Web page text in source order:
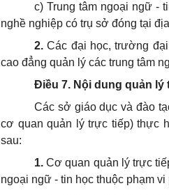
c) Trung tâm ngoại ngữ -
nghề nghiệp có trụ sở đóng tại
2. Các đại học, trường
cao đẳng quản lý các trung tâm
Điều 7. Nội dung quản
Các sở giáo dục và đào
cơ quan quản lý trực tiếp) thực
sau:
1. Cơ quan quản lý trực
ngoại ngữ - tin học thuộc phạm